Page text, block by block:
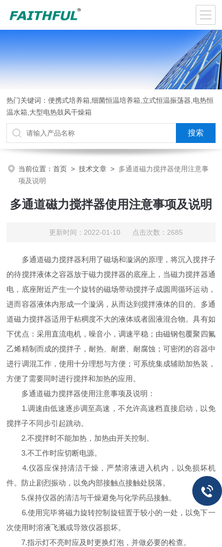
热门关键词：便携式培养箱,细菌恒温培养箱,立式恒温振荡器,电热恒
温水箱,大型电热鼓风干燥箱
当前位置：首页 >技术文章 > 多通道磁力搅拌器使用注意事
项及说明
多通道磁力搅拌器使用注意事项及说明
更新时间：2022-01-10 点击次数：2685
多通道磁力搅拌器利用了磁场和漩涡的原理，将沉入搅拌子
的待搅拌液体之容器放于磁力搅拌器的底座上，当磁力搅拌器通
电，底座附近产生一个旋转的磁场带动搅拌子成圆周循环运动，
进而容器液体内形成一个漩涡，从而达到搅拌液体的目的。多通
道磁力搅拌器适用于粘稠度不大的液体或者固液混合物。具有如
下优点：采用直流电机，噪音小，调速平稳；由磁钢包覆聚四氟
乙烯精制而成的搅拌子，耐热、耐磨、耐腐蚀；可密闭的容器中
进行调混工作，使用十分理想与方便；可系统集成辅助加热装，
方便了需要同时进行搅拌和加热的应用。
多通道磁力搅拌器使用注意事项及说明：
1.调速由低速逐步调至高速，不允许高速档直接启动，以免
搅拌子不同步引起跳动。
2.不搅拌时不能加热，加热由开关控制。
3.不工作时应切断电源。
4.仪器应保持清洁干燥，严禁溶液进入机内，以免损坏机
件。防止剧烈振动，以免内部接触点接触处脱落。
5.保持仪器的清洁与干燥避免与化学药品接触。
6.使用完毕将磁力旋转控制旋钮置于较小的一处，以免下一
次使用时溶液飞溅或导致仪器损坏。
7.指示灯不亮时应及时更换灯泡，并做必要的检查。